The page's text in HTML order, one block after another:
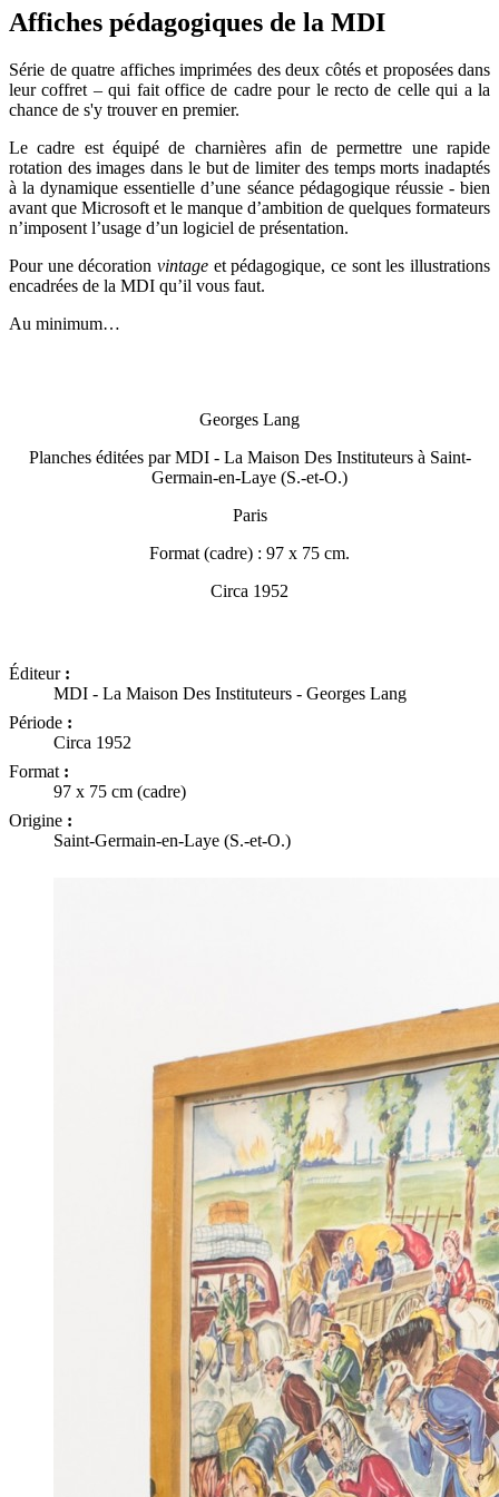
Affiches pédagogiques de la MDI
Série de quatre affiches imprimées des deux côtés et proposées dans
leur coffret – qui fait office de cadre pour le recto de celle qui a la
chance de s'y trouver en premier.
Le cadre est équipé de charnières afin de permettre une rapide
rotation des images dans le but de limiter des temps morts inadaptés
à la dynamique essentielle d’une séance pédagogique réussie - bien
avant que Microsoft et le manque d’ambition de quelques formateurs
n’imposent l’usage d’un logiciel de présentation.
Pour une décoration vintage et pédagogique, ce sont les illustrations
encadrées de la MDI qu’il vous faut.
Au minimum…
Georges Lang
Planches éditées par MDI - La Maison Des Instituteurs à Saint-
Germain-en-Laye (S.-et-O.)
Paris
Format (cadre) : 97 x 75 cm.
Circa 1952
Éditeur :
MDI - La Maison Des Instituteurs - Georges Lang
Période :
Circa 1952
Format :
97 x 75 cm (cadre)
Origine :
Saint-Germain-en-Laye (S.-et-O.)